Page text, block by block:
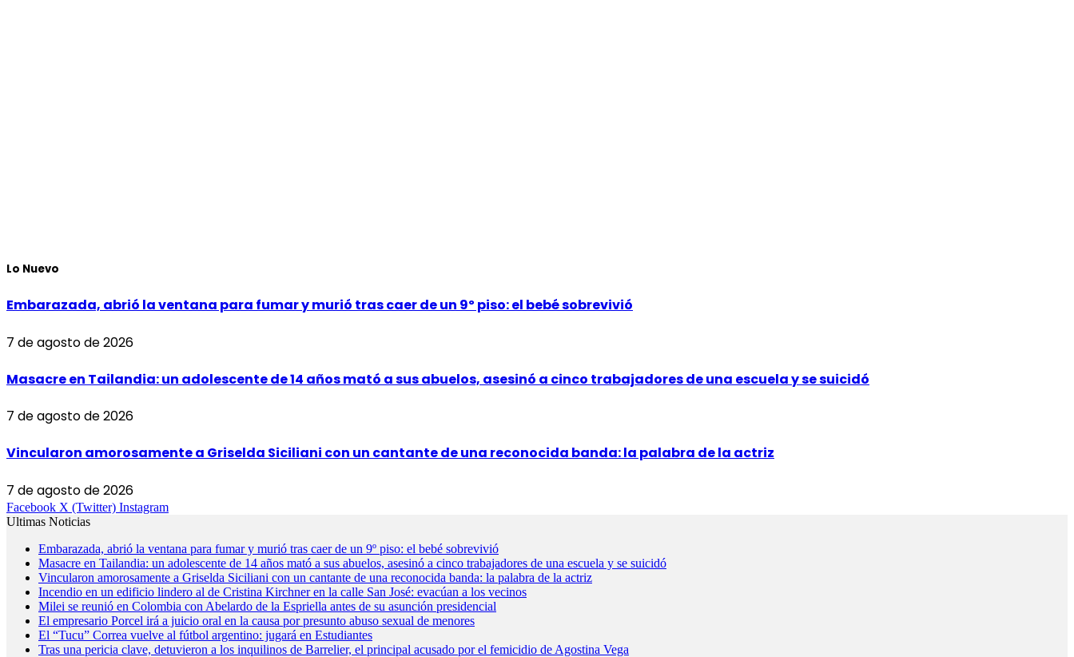
Lo Nuevo
Embarazada, abrió la ventana para fumar y murió tras caer de un 9º piso: el bebé sobrevivió
7 de agosto de 2026
Masacre en Tailandia: un adolescente de 14 años mató a sus abuelos, asesinó a cinco trabajadores de una escuela y se suicidó
7 de agosto de 2026
Vincularon amorosamente a Griselda Siciliani con un cantante de una reconocida banda: la palabra de la actriz
7 de agosto de 2026
Facebook X (Twitter) Instagram
Ultimas Noticias
Embarazada, abrió la ventana para fumar y murió tras caer de un 9º piso: el bebé sobrevivió
Masacre en Tailandia: un adolescente de 14 años mató a sus abuelos, asesinó a cinco trabajadores de una escuela y se suicidó
Vincularon amorosamente a Griselda Siciliani con un cantante de una reconocida banda: la palabra de la actriz
Incendio en un edificio lindero al de Cristina Kirchner en la calle San José: evacúan a los vecinos
Milei se reunió en Colombia con Abelardo de la Espriella antes de su asunción presidencial
El empresario Porcel irá a juicio oral en la causa por presunto abuso sexual de menores
El “Tucu” Correa vuelve al fútbol argentino: jugará en Estudiantes
Tras una pericia clave, detuvieron a los inquilinos de Barrelier, el principal acusado por el femicidio de Agostina Vega